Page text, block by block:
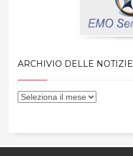
ARCHIVIO DELLE NOTIZIE